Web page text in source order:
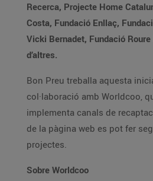
Recerca, Projecte Home
Costa, Fundació Enllaç,
Vicki Bernadet, Fundació
d’altres.
Bon Preu treballa aquesta
col·laboració amb Worldcoo,
implementa canals de
de la pàgina web es pot fer
projectes.
Sobre Worldcoo